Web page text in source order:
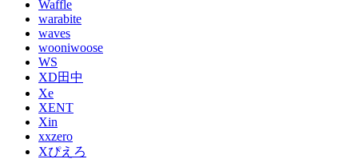
Waffle
warabite
waves
wooniwoose
WS
XD田中
Xe
XENT
Xin
xxzero
Xぴえろ